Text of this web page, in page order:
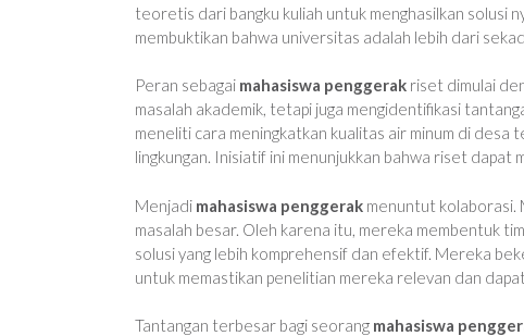
teoretis dari bangku kuliah untuk menghasilkan solusi
membuktikan bahwa universitas adalah lebih dari
Peran sebagai mahasiswa penggerak riset dimulai
masalah akademik, tetapi juga mengidentifikasi
meneliti cara meningkatkan kualitas air minum di desa
lingkungan. Inisiatif ini menunjukkan bahwa riset dapat
Menjadi mahasiswa penggerak menuntut kolaborasi.
masalah besar. Oleh karena itu, mereka membentuk
solusi yang lebih komprehensif dan efektif. Mereka
untuk memastikan penelitian mereka relevan dan
Tantangan terbesar bagi seorang mahasiswa